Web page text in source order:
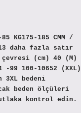
KG175-185 CMM /
daha fazla satır
(cm) 40 (M)
-99 100-10652 (XXL)
3XL bedeni
beden ölçüleri
kontrol edin.